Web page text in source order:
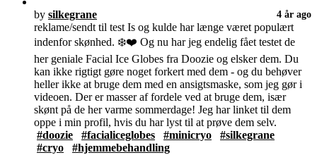
by silkegrane 4 år ago
reklame/sendt til test Is og kulde har længe været populært
indenfor skønhed. ❄️❤️ Og nu har jeg endelig fået testet de
her geniale Facial Ice Globes fra Doozie og elsker dem. Du
kan ikke rigtigt gøre noget forkert med dem - og du behøver
heller ikke at bruge dem med en ansigtsmaske, som jeg gør i
videoen. Der er masser af fordele ved at bruge dem, især
skønt på de her varme sommerdage! Jeg har linket til dem
oppe i min profil, hvis du har lyst til at prøve dem selv.
#doozie
#facialiceglobes #minicryo
#silkegrane
#cryo
#hjemmebehandling